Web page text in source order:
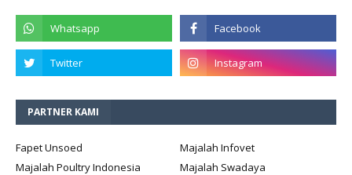
PARTNER KAMI
Fapet Unsoed
Majalah Infovet
Majalah Poultry Indonesia
Majalah Swadaya